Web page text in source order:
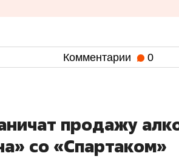
Комментарии 0
продажу
со «Спартаком»